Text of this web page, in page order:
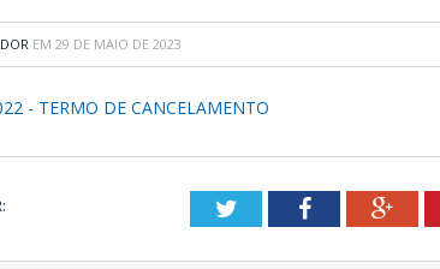
EM 29 DE MAIO DE 2023
- TERMO DE CANCELAMENTO
TwitterFacebook